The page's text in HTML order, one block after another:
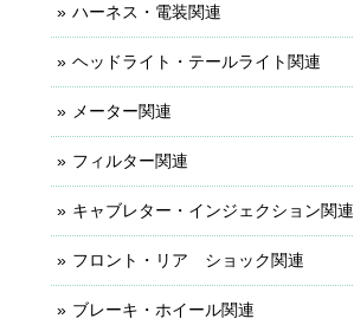
ハーネス・電装関連
ヘッドライト・テールライト関連
メーター関連
フィルター関連
キャブレター・インジェクション関連
フロント・リア ショック関連
ブレーキ・ホイール関連